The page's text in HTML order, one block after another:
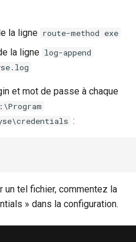
la ligne route-method exe
la ligne log-append
et mot de passe à chaque
:
tel fichier, commentez la
» dans la configuration.